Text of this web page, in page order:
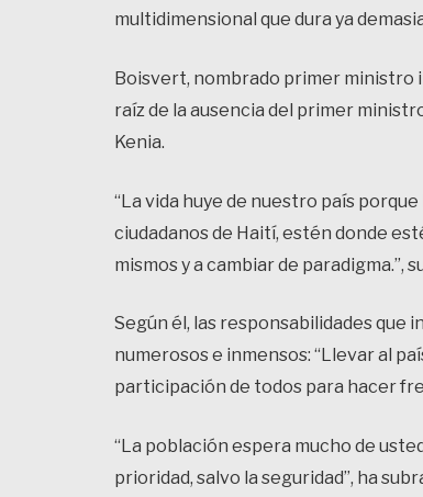
multidimensional que dura ya
Boisvert, nombrado primer ministro
raíz de la ausencia del primer
Kenia.
“La vida huye de nuestro país
ciudadanos de Haití, estén donde
mismos y a cambiar de paradigma.”,
Según él, las responsabilidades que
numerosos e inmensos: “Llevar al
participación de todos para hacer
“La población espera mucho de
prioridad, salvo la seguridad”, ha